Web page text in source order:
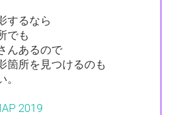
するなら
でも
んあるので
箇所を見つけるのも
2019